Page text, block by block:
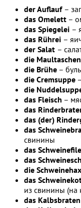
der Auflauf –
das Omelett –
das Spiegelei –
das Rührei –
der Salat –
die Maultaschen
die Brühe –
die Cremsuppe
die
das Fleisch –
das
das (der)
das
свинины
das
das
die
das
из свинины (на
das Kalbsbraten